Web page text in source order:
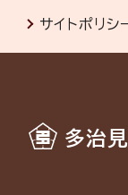
サイトポリシ
多治